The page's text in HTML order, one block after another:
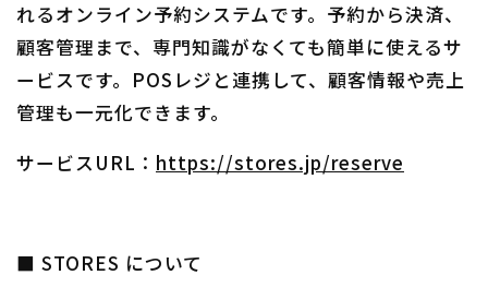
れるオンライン予約システムです。予約から決済、
顧客管理まで、専門知識がなくても簡単に使えるサ
ービスです。POSレジと連携して、顧客情報や売上
管理も一元化できます。
サービスURL： https://stores.jp/reserve
■ STORES について